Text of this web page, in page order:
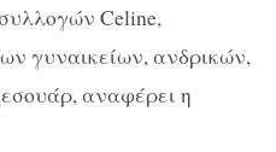
Celine,
γυναικείων, ανδρικών,
αναφέρει η